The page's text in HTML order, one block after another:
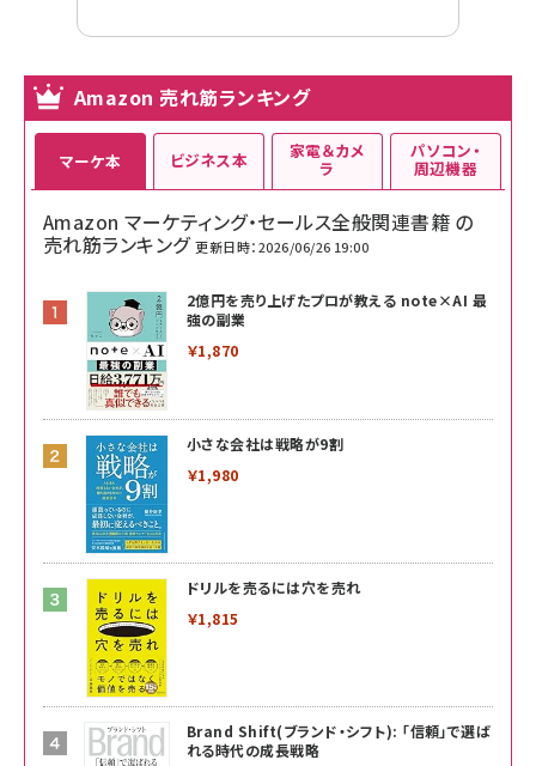
Amazon 売れ筋ランキング
マーケ本
Amazon マーケティング・セールス全般関連書籍 の
売れ筋ランキング 更新日時：2026/06/26 19:00
2億円を売り上げたプロが教える note×AI 最
強の副業
￥1,870
小さな会社は戦略が9割
￥1,980
ドリルを売るには穴を売れ
￥1,815
Brand Shift(ブランド・シフト): 「信頼」で選ば
れる時代の成長戦略
ビジネス本 家電＆カメ
ラ
パソコン・
周辺機器